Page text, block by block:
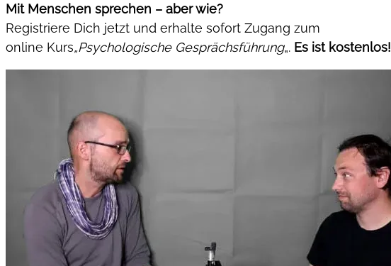
Mit Menschen sprechen – aber wie?
Registriere Dich jetzt und erhalte sofort Zugang zum
online Kurs„Psychologische Gesprächsführung„. Es ist kostenlos!